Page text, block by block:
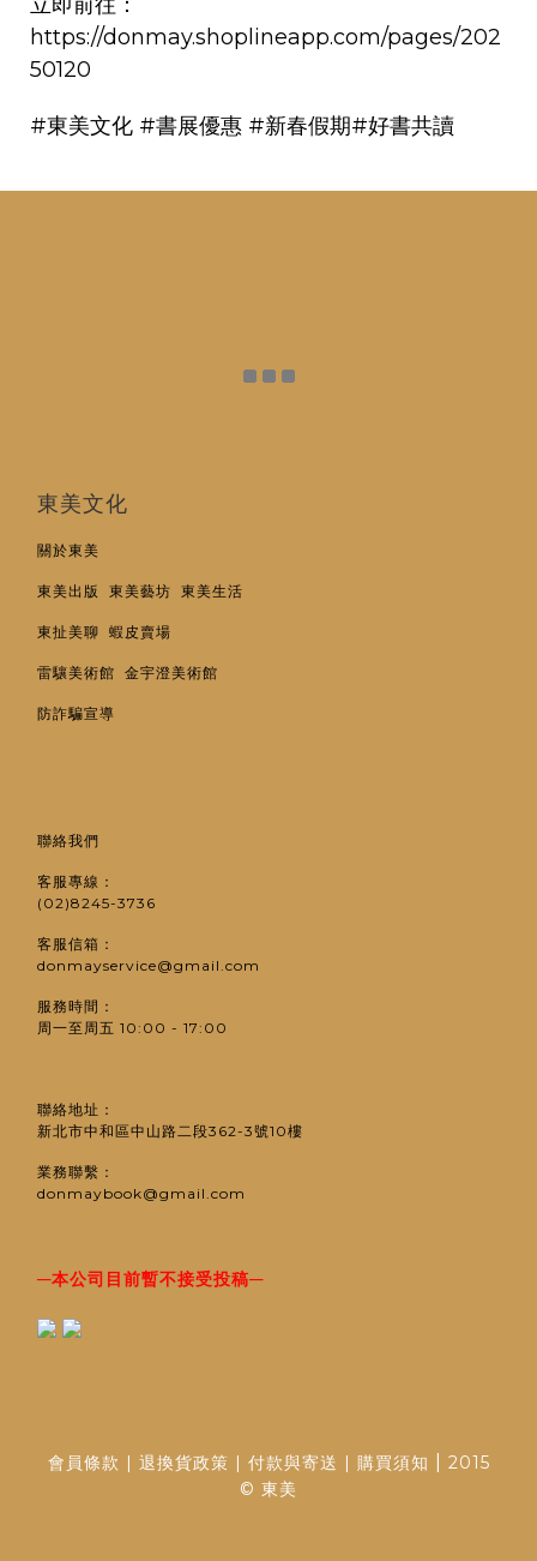
https://donmay.shoplineapp.com/pages/202
50120
#東美文化 #書展優惠 #新春假期#好書共讀
東美文化
關於東美
東美出版 東美藝坊 東美生活
東扯美聊 蝦皮賣場
雷驤美術館 金宇澄美術館
防詐騙宣導
聯絡我們
客服專線：
(02)8245-3736
客服信箱：
donmayservice@gmail.com
服務時間：
周一至周五 10:00 - 17:00
聯絡地址：
新北市中和區中山路二段362-3號10樓
業務聯繫：
donmaybook@gmail.com
─本公司目前暫不接受投稿─
會員條款 | 退換貨政策 | 付款與寄送 | 購買須知
2015
© 東美